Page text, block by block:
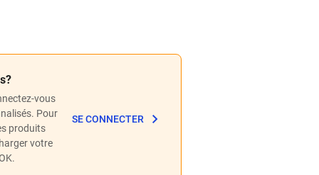
vous
Pour
produits
votre
SE CONNECTER